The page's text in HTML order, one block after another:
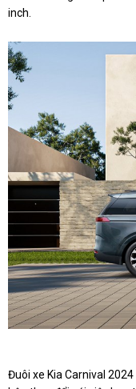
inch.
Đuôi xe Kia Carnival